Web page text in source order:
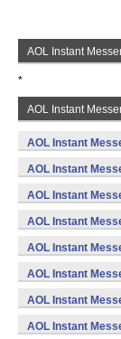
AOL Instant
*
AOL Instant
AOL Instant
AOL Instant
AOL Instant
AOL Instant
AOL Instant
AOL Instant
AOL Instant
AOL Instant